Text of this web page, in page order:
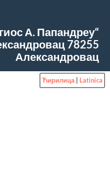
А. Папандреу“
78255
Александровац
Ћирилица| Latinica